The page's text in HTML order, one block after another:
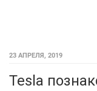
23 АПРЕЛЯ, 2019
Tesla